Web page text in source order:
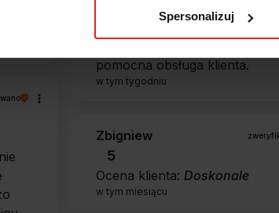
Spersonalizuj
dotarła do mnie tak szybko.
dotarła cała i zdrowa. Szybko,
pomocna obsługa klienta.
w tym tygodniu
Zbigniew
5
Ocena klienta: Doskonale
w tym miesiącu